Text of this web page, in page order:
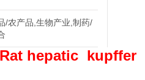
/农产品,生物产业,制药/
hepatic kupffer